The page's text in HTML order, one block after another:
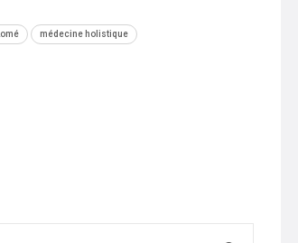
médecine holistique